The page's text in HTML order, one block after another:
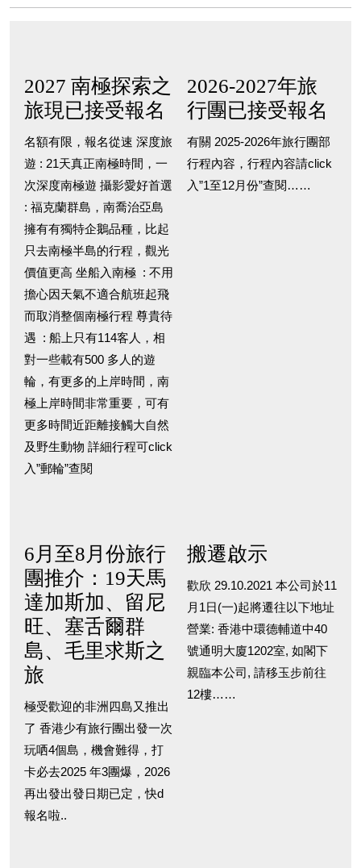
2027 南極探索之
旅現已接受報名
名額有限，報名從速 深度旅
遊 : 21天真正南極時間，一
次深度南極遊 攝影愛好首選
: 福克蘭群島，南喬治亞島
擁有有獨特企鵝品種，比起
只去南極半島的行程，觀光
價值更高 坐船入南極 : 不用
擔心因天氣不適合航班起飛
而取消整個南極行程 尊貴待
遇 : 船上只有114客人，相
對一些載有500 多人的遊
輪，有更多的上岸時間，南
極上岸時間非常重要，可有
更多時間近距離接觸大自然
及野生動物 詳細行程可click
入”郵輪”查閱
2026-2027年旅
行團已接受報名
有關 2025-2026年旅行團部
行程內容，行程內容請click
入”1至12月份”查閱……
6月至8月份旅行
團推介：19天馬
達加斯加、留尼
旺、塞舌爾群
島、毛里求斯之
旅
極受歡迎的非洲四島又推出
了 香港少有旅行團出發一次
玩哂4個島，機會難得，打
卡必去2025 年3團爆，2026
再出發出發日期已定，快d
報名啦..
搬遷啟示
歡欣 29.10.2021 本公司於11
月1日(一)起將遷往以下地址
營業: 香港中環德輔道中40
號通明大廈1202室, 如閣下
親臨本公司, 請移玉步前往
12樓……